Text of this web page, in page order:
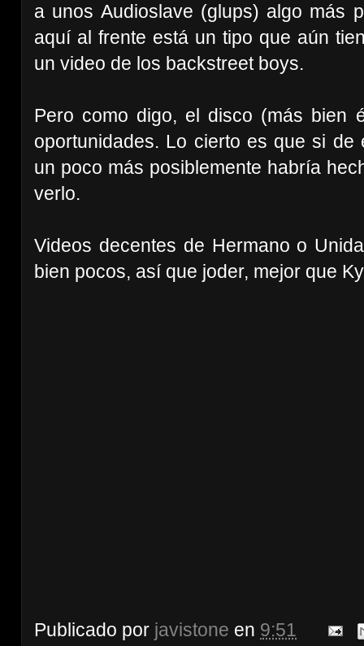
a unos Audioslave (glups) algo más
aquí al frente está un tipo que aún
un video de los backstreet boys.
Pero como digo, el disco (más bien
oportunidades. Lo cierto es que si de
un poco más posiblemente habría
verlo.
Videos decentes de Hermano o
bien pocos, así que joder, mejor que
Publicado por javistone en 9:51